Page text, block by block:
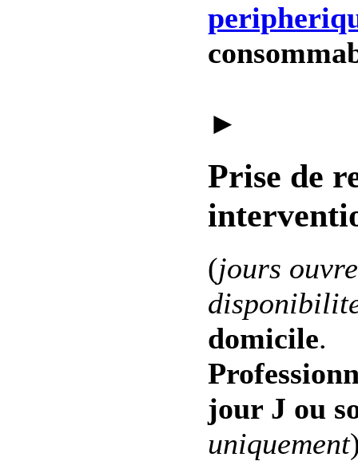
►
Prise de
(jours
domicile.
jour J ou
uniquement